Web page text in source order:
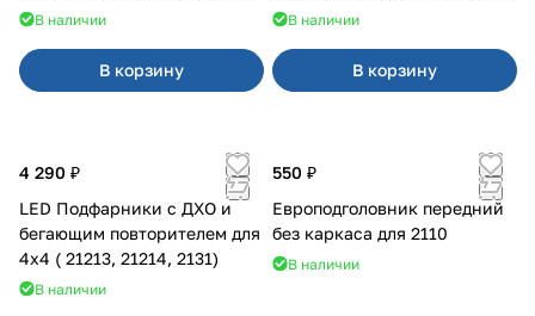
Веста
В наличии
В корзину
Урбан
В наличии
В корзину
4 290 ₽
LED Подфарники с ДХО и
бегающим повторителем для
4x4 ( 21213, 21214, 2131)
В наличии
550 ₽
Европодголовник передний
без каркаса для 2110
В наличии